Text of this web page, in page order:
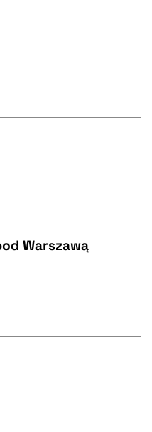
Warszawą